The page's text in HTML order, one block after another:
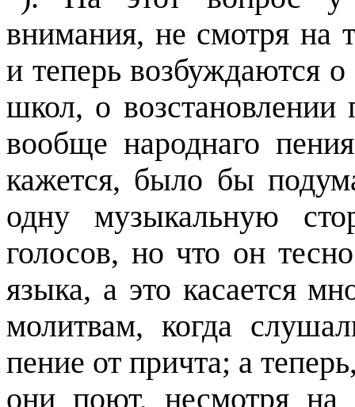
внимания, не смотря на
и теперь возбуждаются
школ, о возстановлении
вообще народнаго
кажется, было бы
одну музыкальную
голосов, но что он
языка, а это касается
молитвам, когда
пение от причта; а
они поют, несмотря на